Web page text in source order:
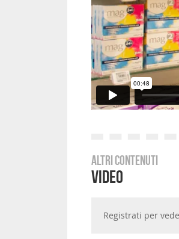
Altri contenuti
Video
Registrati per